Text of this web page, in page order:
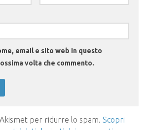
email e sito web in questo
volta che commento.
per ridurre lo spam. Scopri